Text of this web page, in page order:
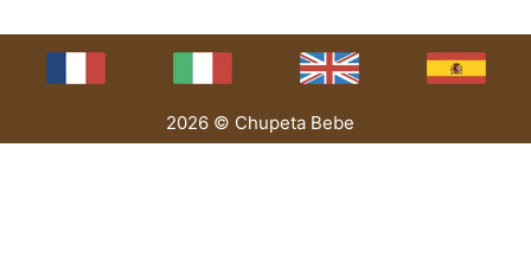
2026 © Chupeta Bebe